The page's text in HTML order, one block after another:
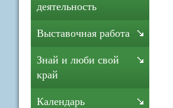
деятельность
Выставочная работа
Знай и люби свой
край
Календарь